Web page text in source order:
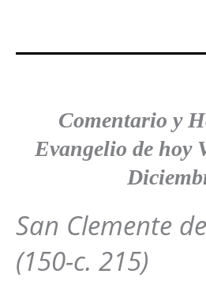
Comentario y
Evangelio de hoy
San Clemente
(150-c. 215)